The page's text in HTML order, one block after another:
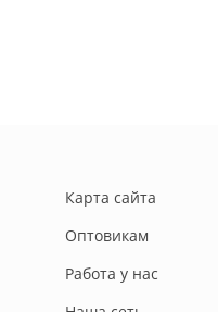
Карта сайта
Оптовикам
Работа у нас